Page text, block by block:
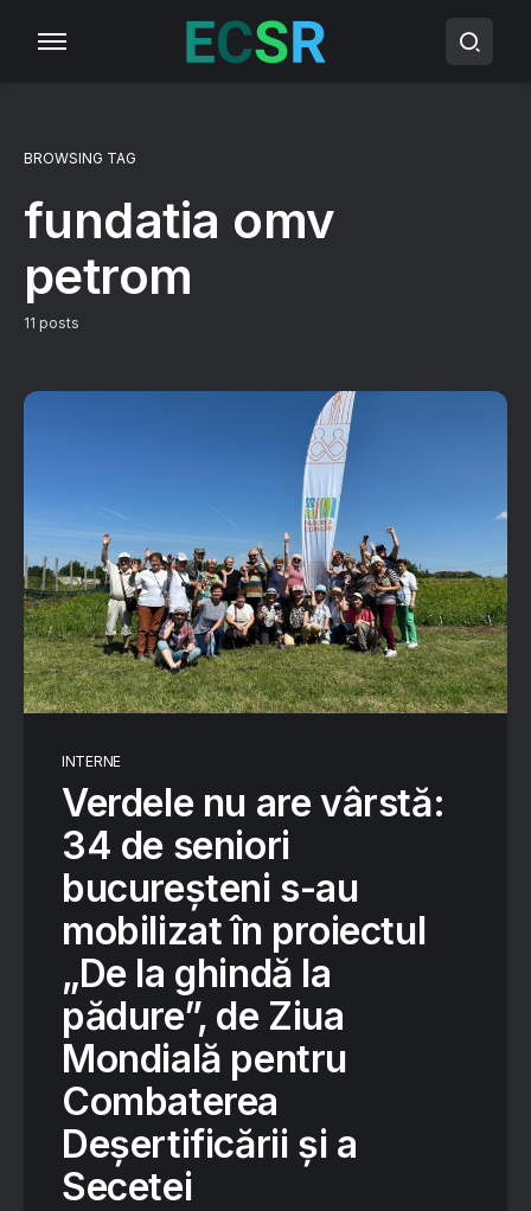
BROWSING TAG
fundatia omv
petrom
11 posts
INTERNE
Verdele nu are vârstă:
34 de seniori
bucureșteni s-au
mobilizat în proiectul
„De la ghindă la
pădure”, de Ziua
Mondială pentru
Combaterea
Deșertificării și a
Secetei